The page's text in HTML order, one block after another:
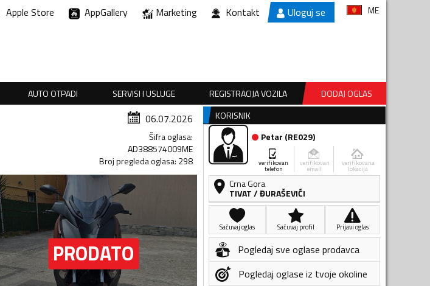
Apple Store AppGallery Marketing Kontakt Uloguj se ME
AUTO OTPADI SERVISI I USLUGE REGISTRACIJA VOZILA
DODAJ OGLAS
06.07.2026
Šifra oglasa:
AD388574009ME
Broj pregleda oglasa: 298
KORISNIK
Petar (RE029)
verifikovan
telefon
verifikovan
email
verifikovana
lokacija
Crna Gora
TIVAT/ĐURAŠEVIĆI
Sačuvaj oglas Sačuvaj profil Prijavi oglas
Pogledaj sve oglase prodavca
Pogledaj oglase iz tvoje okoline